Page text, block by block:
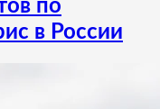
по
в России